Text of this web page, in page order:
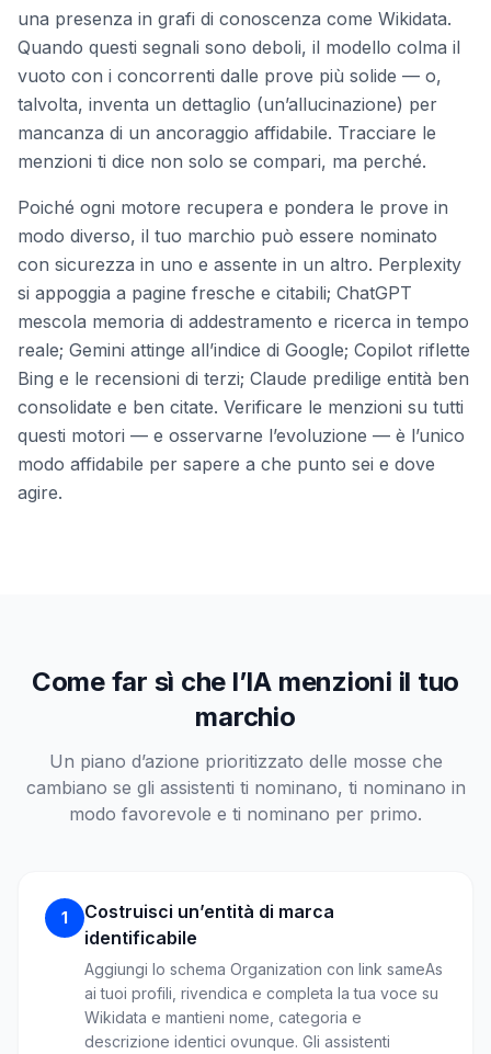
una presenza in grafi di conoscenza come Wikidata.
Quando questi segnali sono deboli, il modello colma il
vuoto con i concorrenti dalle prove più solide — o,
talvolta, inventa un dettaglio (un’allucinazione) per
mancanza di un ancoraggio affidabile. Tracciare le
menzioni ti dice non solo se compari, ma perché.
Poiché ogni motore recupera e pondera le prove in
modo diverso, il tuo marchio può essere nominato
con sicurezza in uno e assente in un altro. Perplexity
si appoggia a pagine fresche e citabili; ChatGPT
mescola memoria di addestramento e ricerca in tempo
reale; Gemini attinge all’indice di Google; Copilot riflette
Bing e le recensioni di terzi; Claude predilige entità ben
consolidate e ben citate. Verificare le menzioni su tutti
questi motori — e osservarne l’evoluzione — è l’unico
modo affidabile per sapere a che punto sei e dove
agire.
Come far sì che l’IA menzioni il tuo
marchio
Un piano d’azione prioritizzato delle mosse che
cambiano se gli assistenti ti nominano, ti nominano in
modo favorevole e ti nominano per primo.
1
Costruisci un’entità di marca
identificabile
Aggiungi lo schema Organization con link sameAs
ai tuoi profili, rivendica e completa la tua voce su
Wikidata e mantieni nome, categoria e
descrizione identici ovunque. Gli assistenti